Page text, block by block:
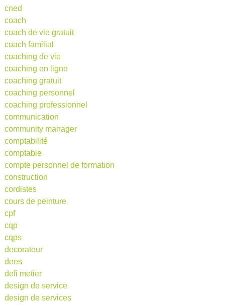
cned
coach
coach de vie gratuit
coach familial
coaching de vie
coaching en ligne
coaching gratuit
coaching personnel
coaching professionnel
communication
community manager
comptabilité
comptable
compte personnel de formation
construction
cordistes
cours de peinture
cpf
cqp
cqps
decorateur
dees
defi metier
design de service
design de services